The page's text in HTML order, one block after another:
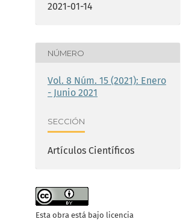
2021-01-14
NÚMERO
Vol. 8 Núm. 15 (2021): Enero
- Junio 2021
SECCIÓN
Artículos Científicos
Esta obra está bajo licencia